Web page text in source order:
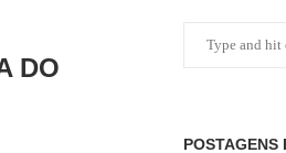
DO
POSTAGENS